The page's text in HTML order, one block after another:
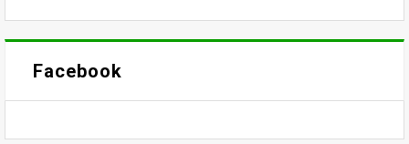
Facebook